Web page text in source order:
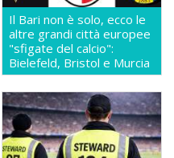
Il Bari non è solo, ecco le
altre grandi città europee
"sfigate del calcio":
Bielefeld, Bristol e Murcia